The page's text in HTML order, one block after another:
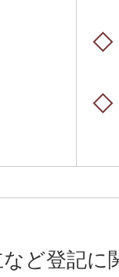
◇
◇
ど登記に